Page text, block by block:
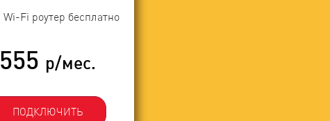
Wi-Fi роутер бесплатно
555 р/мес.
ПОДКЛЮЧИТЬ